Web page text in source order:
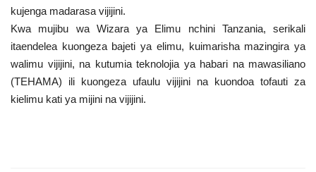
kujenga madarasa vijijini.
Kwa mujibu wa Wizara ya Elimu nchini Tanzania, serikali
itaendelea kuongeza bajeti ya elimu, kuimarisha mazingira ya
walimu vijijini, na kutumia teknolojia ya habari na mawasiliano
(TEHAMA) ili kuongeza ufaulu vijijini na kuondoa tofauti za
kielimu kati ya mijini na vijijini.